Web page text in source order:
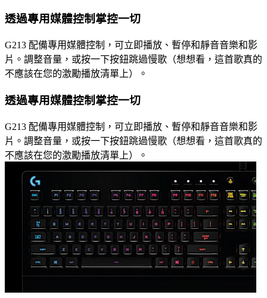
透過專用媒體控制掌控一切
G213 配備專用媒體控制，可立即播放、暫停和靜音音樂和影
片。調整音量，或按一下按鈕跳過慢歌（想想看，這首歌真的
不應該在您的激勵播放清單上）。
透過專用媒體控制掌控一切
G213 配備專用媒體控制，可立即播放、暫停和靜音音樂和影
片。調整音量，或按一下按鈕跳過慢歌（想想看，這首歌真的
不應該在您的激勵播放清單上）。